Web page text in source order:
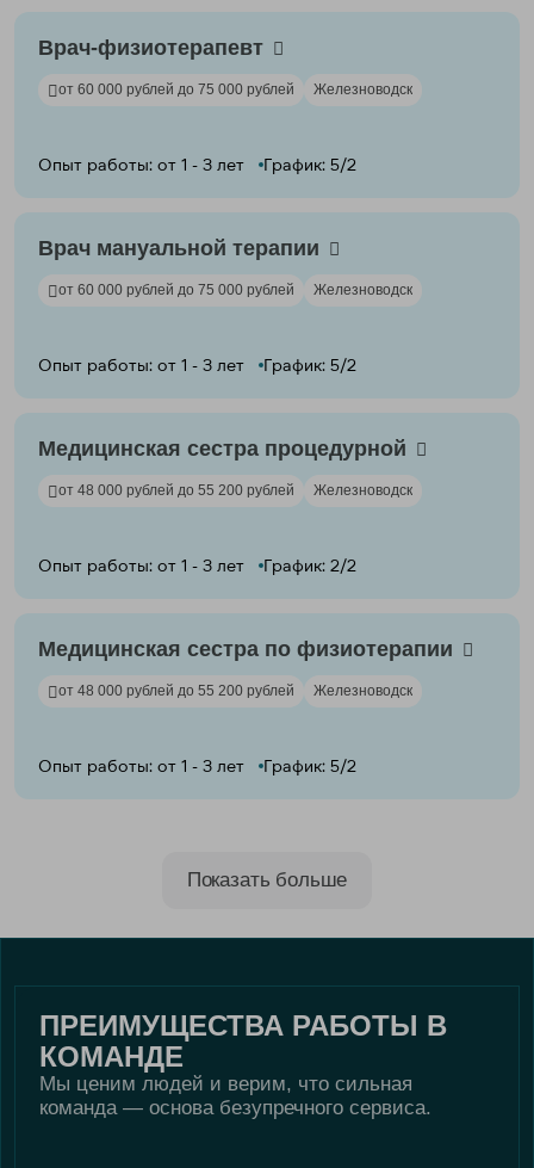
Врач-физиотерапевт
от 60 000 рублей до 75 000 рублей Железноводск
Опыт работы: от 1 - 3 лет График: 5/2
Врач мануальной терапии
от 60 000 рублей до 75 000 рублей Железноводск
Опыт работы: от 1 - 3 лет График: 5/2
Медицинская сестра процедурной
от 48 000 рублей до 55 200 рублей Железноводск
Опыт работы: от 1 - 3 лет График: 2/2
Медицинская сестра по физиотерапии
от 48 000 рублей до 55 200 рублей Железноводск
Опыт работы: от 1 - 3 лет График: 5/2
Показать больше
ПРЕИМУЩЕСТВА РАБОТЫ В
КОМАНДЕ
Мы ценим людей и верим, что сильная
команда — основа безупречного сервиса.